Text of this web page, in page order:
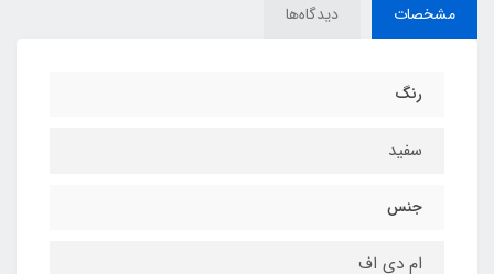
مشخصات دیدگاه‌ها
رنگ
سفید
جنس
ام دی اف